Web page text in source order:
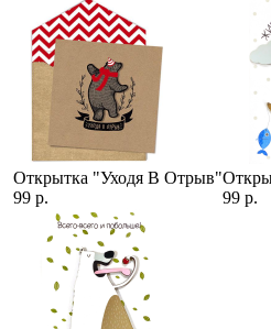
Открытка "Уходя В Отрыв"
99 р.
99 р.